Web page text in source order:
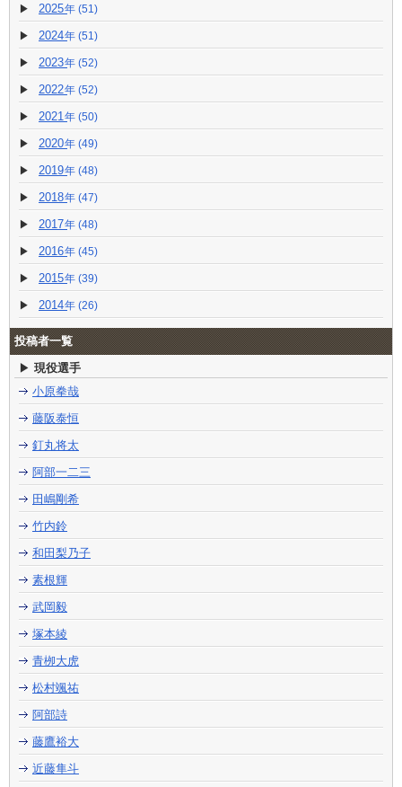
2025 (51)
2024 (51)
2023 (52)
2022 (52)
2021 (50)
2020 (49)
2019 (48)
2018 (47)
2017 (48)
2016 (45)
2015 (39)
2014 (26)
投稿者一覧
現役選手
小原拳哉
藤阪泰恒
釘丸将太
阿部一二三
田嶋剛希
竹内鈴
和田梨乃子
素根輝
武岡毅
塚本綾
青栁大虎
松村颯祐
阿部詩
藤鷹裕大
近藤隼斗